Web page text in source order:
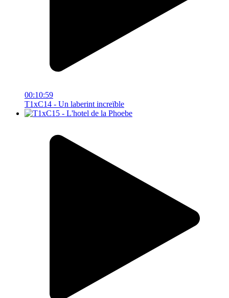
00:10:59
T1xC14 - Un laberint increïble